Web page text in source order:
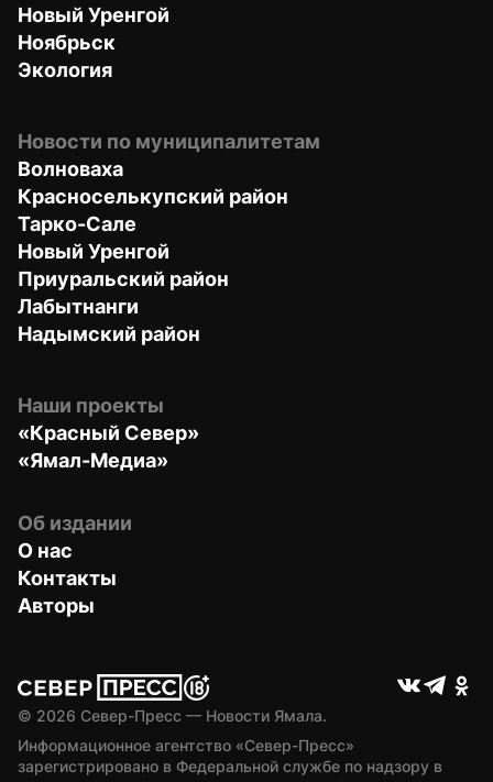
Новый Уренгой
Ноябрьск
Экология
Новости по муниципалитетам
Волноваха
Красноселькупский район
Тарко-Сале
Новый Уренгой
Приуральский район
Лабытнанги
Надымский район
Наши проекты
«Красный Север»
«Ямал-Медиа»
Об издании
О нас
Контакты
Авторы
© 2026 Север-Пресс — Новости Ямала.
Информационное агентство «Север-Пресс»
зарегистрировано в Федеральной службе по надзору в